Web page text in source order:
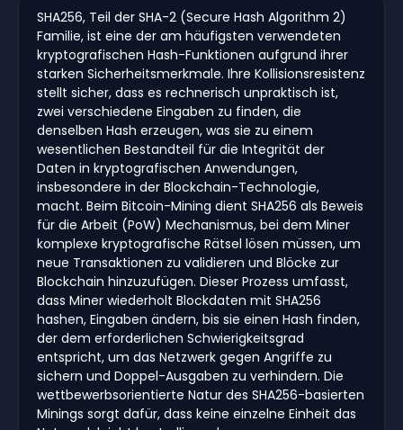
SHA256, Teil der SHA-2 (Secure Hash Algorithm 2)
Familie, ist eine der am häufigsten verwendeten
kryptografischen Hash-Funktionen aufgrund ihrer
starken Sicherheitsmerkmale. Ihre Kollisionsresistenz
stellt sicher, dass es rechnerisch unpraktisch ist,
zwei verschiedene Eingaben zu finden, die
denselben Hash erzeugen, was sie zu einem
wesentlichen Bestandteil für die Integrität der
Daten in kryptografischen Anwendungen,
insbesondere in der Blockchain-Technologie,
macht. Beim Bitcoin-Mining dient SHA256 als Beweis
für die Arbeit (PoW) Mechanismus, bei dem Miner
komplexe kryptografische Rätsel lösen müssen, um
neue Transaktionen zu validieren und Blöcke zur
Blockchain hinzuzufügen. Dieser Prozess umfasst,
dass Miner wiederholt Blockdaten mit SHA256
hashen, Eingaben ändern, bis sie einen Hash finden,
der dem erforderlichen Schwierigkeitsgrad
entspricht, um das Netzwerk gegen Angriffe zu
sichern und Doppel-Ausgaben zu verhindern. Die
wettbewerbsorientierte Natur des SHA256-basierten
Minings sorgt dafür, dass keine einzelne Einheit das